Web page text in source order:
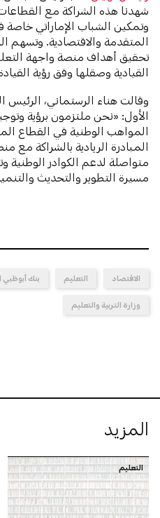
شهدنا هذه الشراكة مع
وتمكين الشباب الإماراتي خاصة
المتقدمة والاقتصادية. وتسهم
تحقيق أهداف منصة واجهة
القيادية وصقلها وفق رؤية
وقالت هناء الرستماني، الرئيس
الأول: «نحن ملتزمون برؤية
المواهب الوطنية في القطاع
المبادرة الريادية بالشراكة
متواصلة لدعم الكوادر الوطنية
مسيرة التطوير والتحديث
الاقتصاد التعليم بنك أبوظبي
وزارة التربية والتعليم
المزيد
التعليم